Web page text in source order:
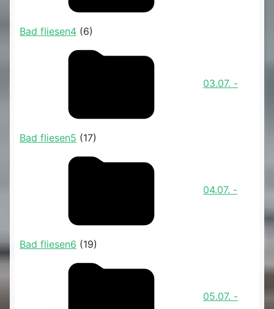
Bad fliesen4 (6)
03.07. -
Bad fliesen5 (17)
04.07. -
Bad fliesen6 (19)
05.07. -